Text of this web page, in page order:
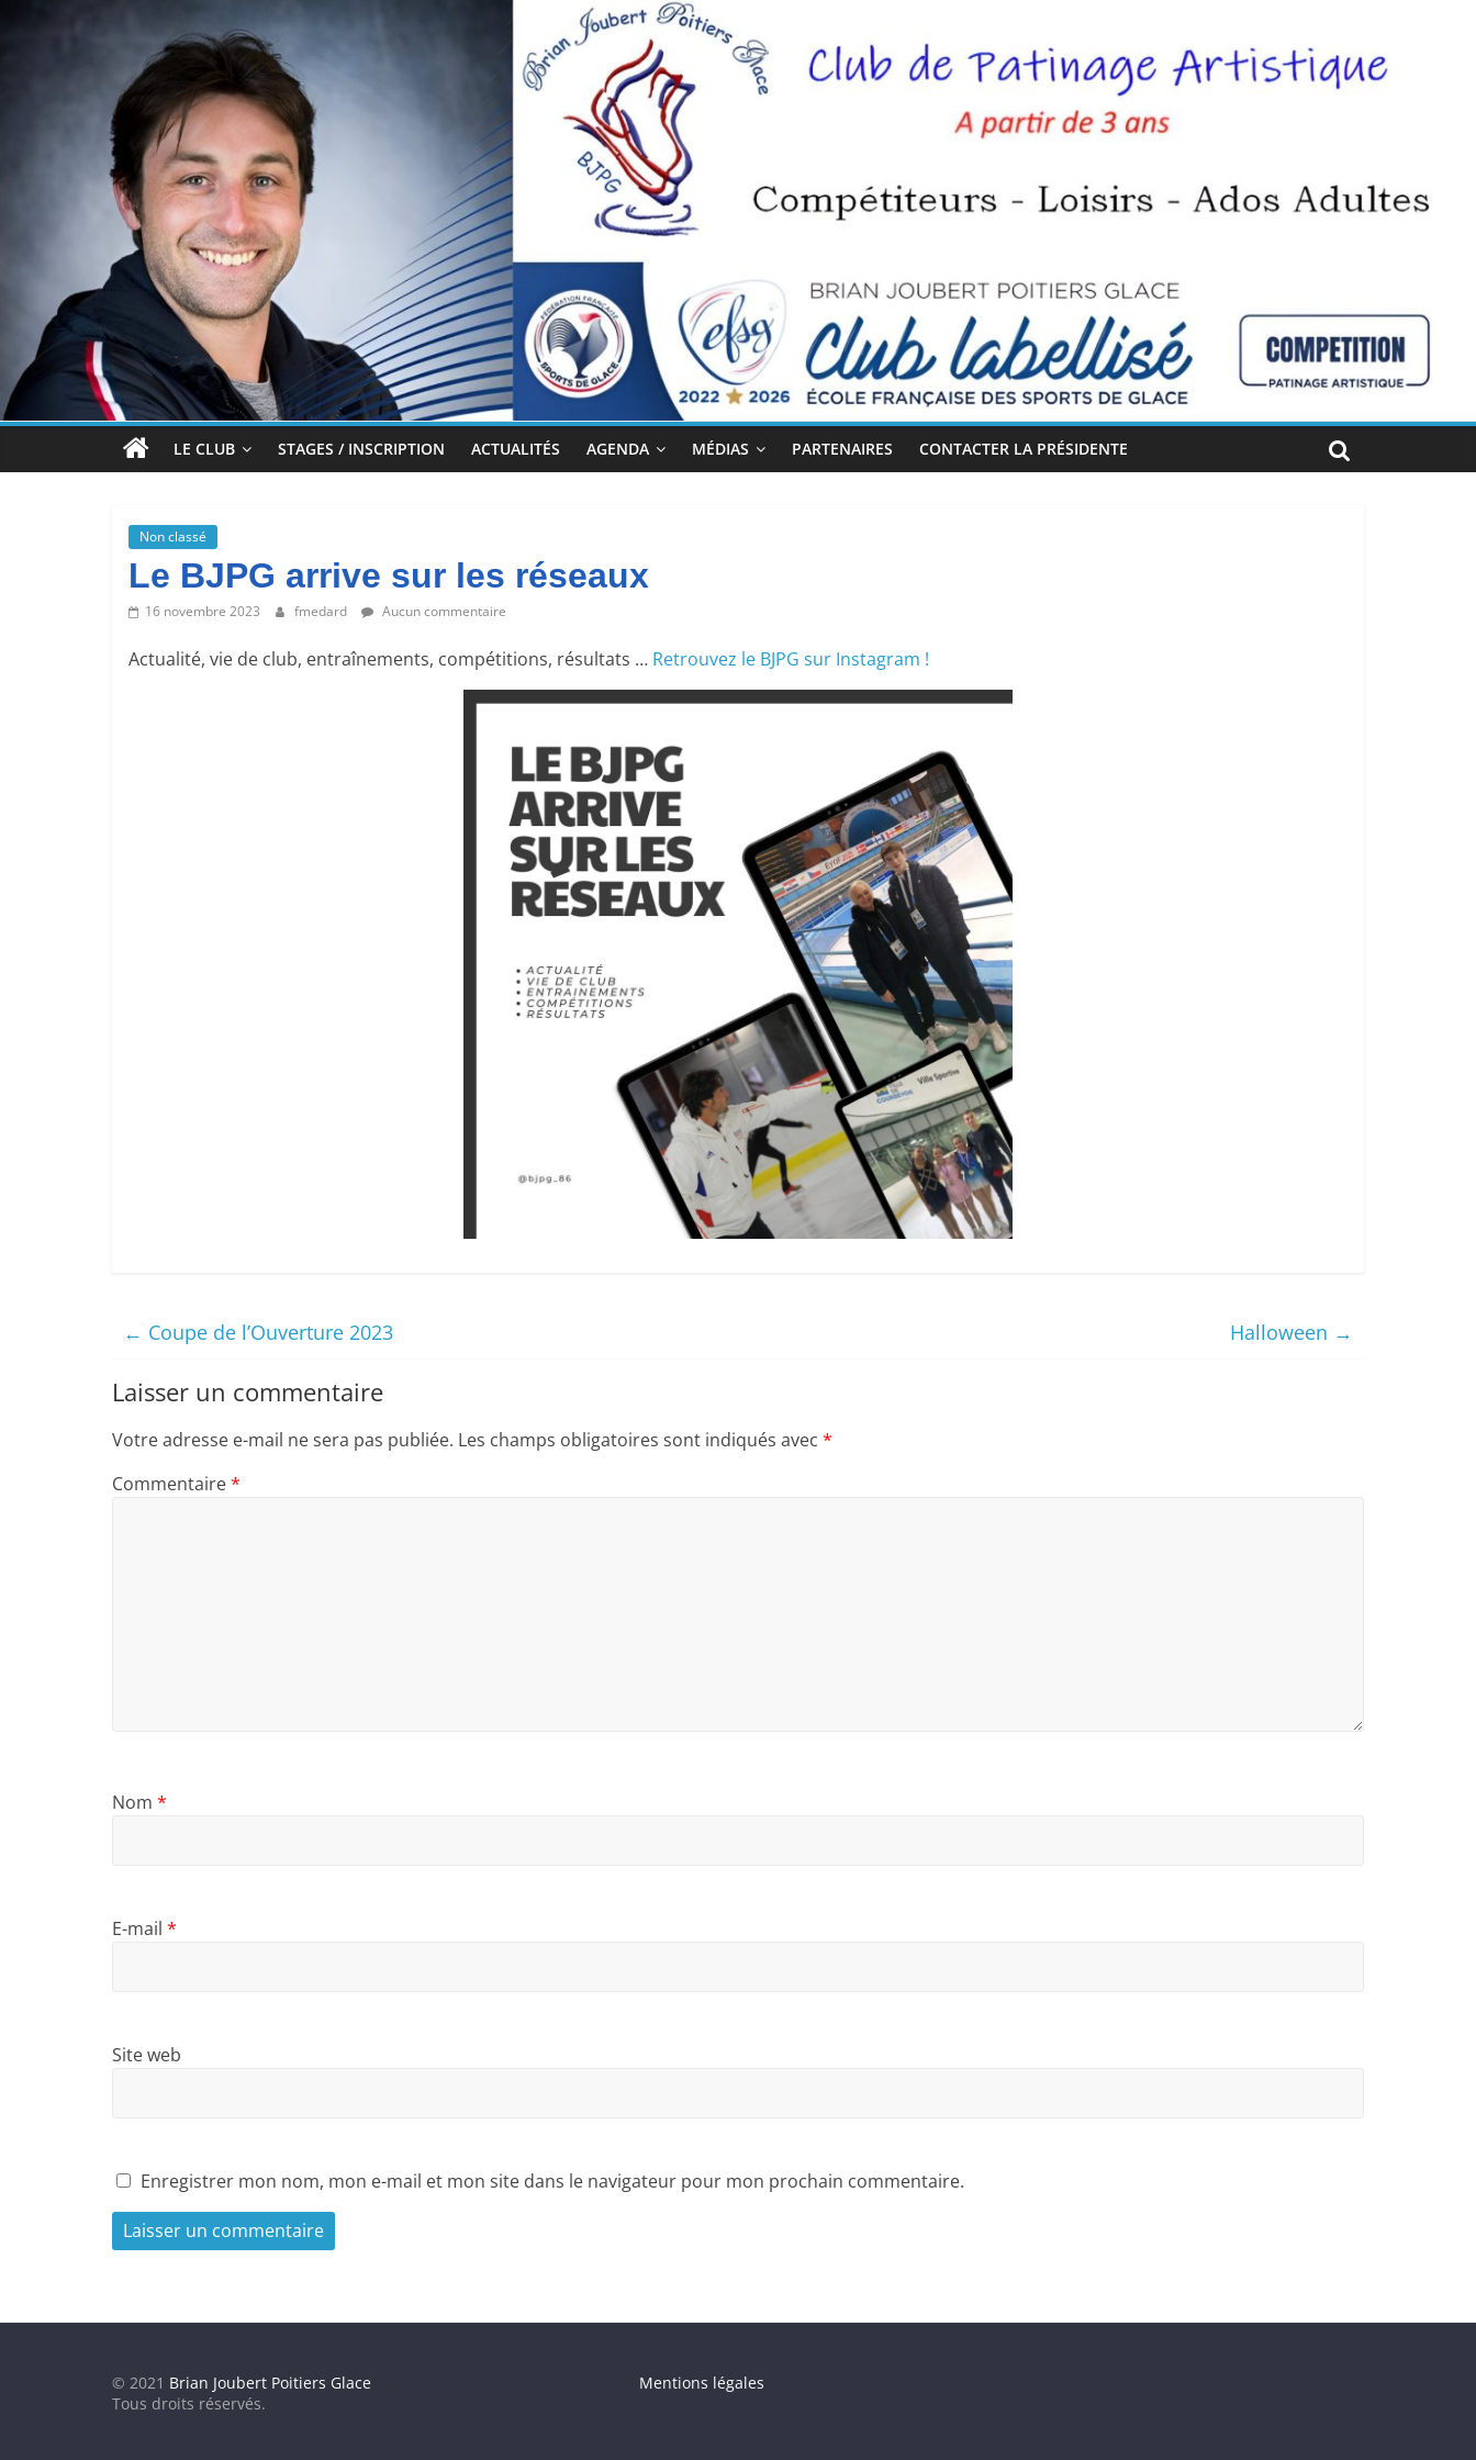
Brian
Joubert
Poitiers
Glace
LE CLUB STAGES / INSCRIPTION ACTUALITÉS AGENDA MÉDIAS PARTENAIRES CONTACTER LA PRÉSIDENTE
Non classé
Le BJPG arrive sur les réseaux
16 novembre 2023 fmedard Aucun commentaire
Actualité, vie de club, entraînements, compétitions, résultats … Retrouvez le BJPG sur Instagram !
← Coupe de l’Ouverture 2023 Halloween →
Laisser un commentaire
Votre adresse e-mail ne sera pas publiée. Les champs obligatoires sont indiqués avec *
Commentaire*
Nom *
E-mail *
Site web
Enregistrer mon nom, mon e-mail et mon site dans le navigateur pour mon prochain commentaire.
© 2021 Brian Joubert Poitiers Glace
Tous droits réservés.
Mentions légales